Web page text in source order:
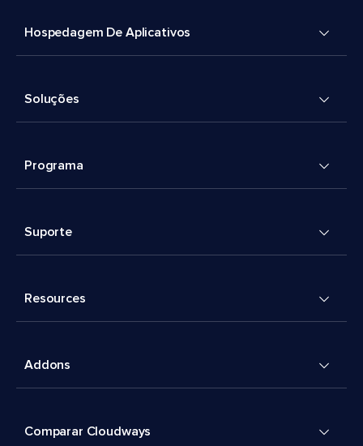
Hospedagem De Aplicativos
Soluções
Programa
Suporte
Resources
Addons
Comparar Cloudways